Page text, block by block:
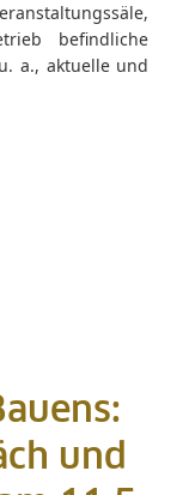
befindliche
a., aktuelle und
und